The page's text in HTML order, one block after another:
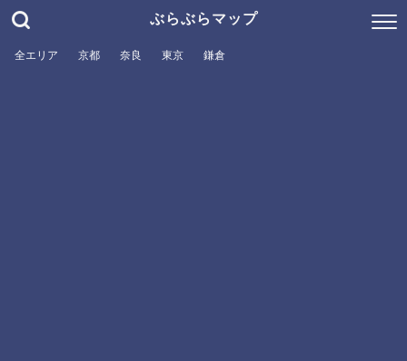
ぶらぶらマップ
全エリア 京都 奈良 東京 鎌倉